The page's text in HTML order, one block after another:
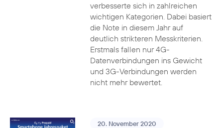
verbesserte sich in zahlreichen
wichtigen Kategorien. Dabei basiert
die Note in diesem Jahr auf
deutlich strikteren Messkriterien.
Erstmals fallen nur 4G-
Datenverbindungen ins Gewicht
und 3G-Verbindungen werden
nicht mehr bewertet.
20. November 2020